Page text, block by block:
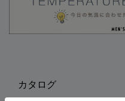
カタログ